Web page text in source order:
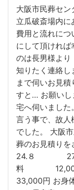
大阪市民葬セ
立瓜破斎場内
費用と流れに
にして頂けれ
のは長男様より
知りたく連絡し
まで伺いお見
すと… お願いし
宅へ伺いました
言う事で、故人
でした。 大阪
葬のお見積りを
24.８
料 12,000
33,000円